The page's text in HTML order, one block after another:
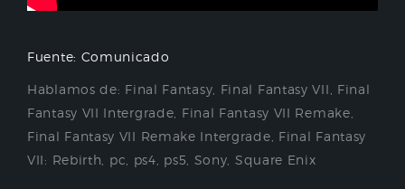
Fuente: Comunicado
Hablamos de: Final Fantasy Final Fantasy VII
Final
Fantasy VII Intergrade Final Fantasy VII Remake
Final Fantasy VII Remake Intergrade Final Fantasy
VII: Rebirth
pc ps4 ps5 Sony Square Enix